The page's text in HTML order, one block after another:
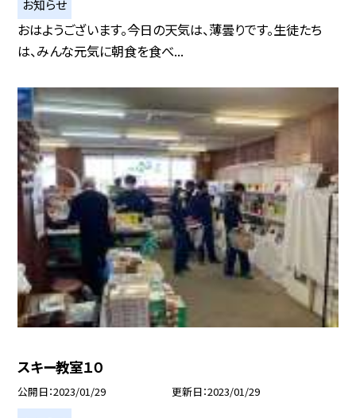
お知らせ
おはようございます。今日の天気は、薄曇りです。生徒たち
は、みんな元気に朝食を食べ...
スキー教室１０
公開日 2023/01/29 更新日 2023/01/29